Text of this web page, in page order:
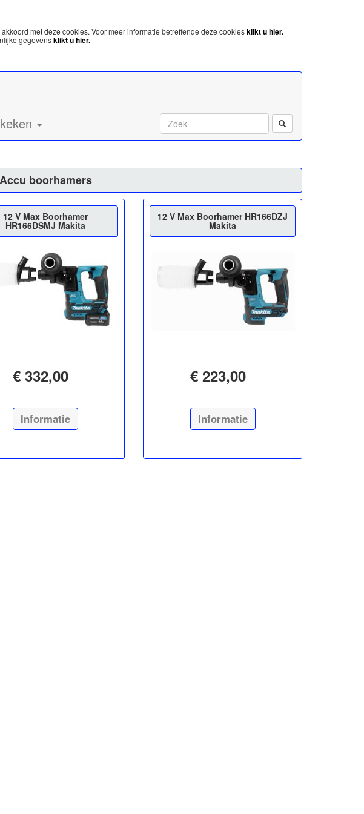
met deze cookies. Voor meer informatie betreffende deze cookiesklikt u hier.
gegevensklikt u hier.
Accu boorhamers
12 V Max Boorhamer
HR166DSMJ Makita
€ 332,00
Informatie
12 V Max Boorhamer HR166DZJ
Makita
€ 223,00
Informatie